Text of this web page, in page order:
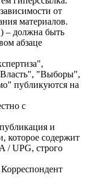
от
материалов.
– должна быть
абзаце
"Выборы",
публикуются на
с
и
которое содержит
/ UPG, строго